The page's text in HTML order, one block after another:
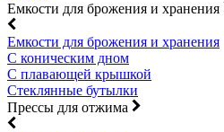
Емкости для брожения и хранения
Емкости для брожения и хранения
С коническим дном
С плавающей крышкой
Стеклянные бутылки
Прессы для отжима